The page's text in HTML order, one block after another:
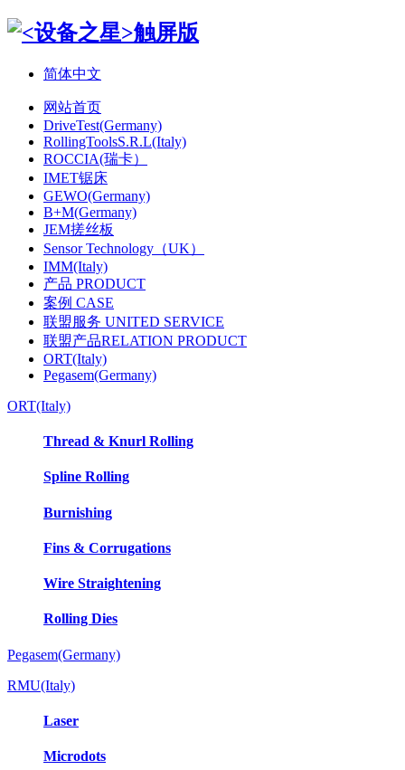
简体中文
网站首页
DriveTest(Germany)
RollingToolsS.R.L(Italy)
ROCCIA(瑞卡）
IMET锯床
GEWO(Germany)
B+M(Germany)
JEM搓丝板
Sensor Technology（UK）
IMM(Italy)
产品 PRODUCT
案例 CASE
联盟服务 UNITED SERVICE
联盟产品RELATION PRODUCT
ORT(Italy)
Pegasem(Germany)
ORT(Italy)
Thread & Knurl Rolling
Spline Rolling
Burnishing
Fins & Corrugations
Wire Straightening
Rolling Dies
Pegasem(Germany)
RMU(Italy)
Laser
Microdots